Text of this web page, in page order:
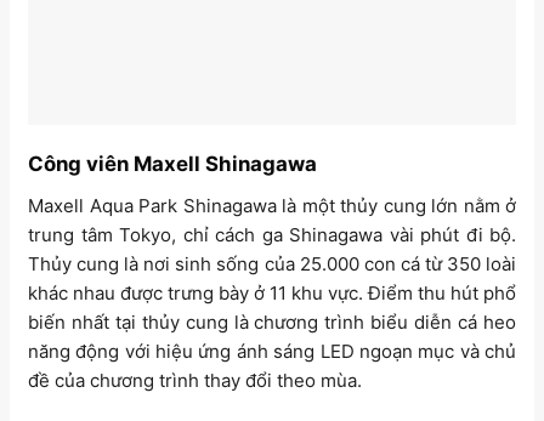
Công viên Maxell Shinagawa
Maxell Aqua Park Shinagawa là một thủy cung lớn nằm ở
trung tâm Tokyo, chỉ cách ga Shinagawa vài phút đi bộ.
Thủy cung là nơi sinh sống của 25.000 con cá từ 350 loài
khác nhau được trưng bày ở 11 khu vực. Điểm thu hút phổ
biến nhất tại thủy cung là chương trình biểu diễn cá heo
năng động với hiệu ứng ánh sáng LED ngoạn mục và chủ
đề của chương trình thay đổi theo mùa.